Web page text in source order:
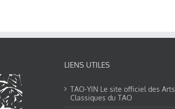
LIENS UTILES
TAO-YIN Le site officiel des Arts
Classiques du TAO